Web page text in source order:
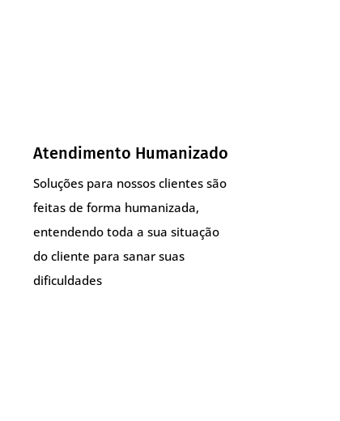
Atendimento Humanizado
Soluções para nossos clientes são
feitas de forma humanizada,
entendendo toda a sua situação
do cliente para sanar suas
dificuldades